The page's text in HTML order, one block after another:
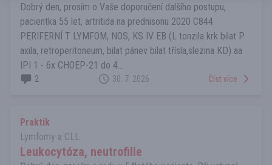
Dobrý den, prosím o Vaše doporučení dalšího postupu,
pacientka 55 let, artritida na prednisonu 2020 C844
PERIFERNÍ T LYMFOM, NOS, KS IV EB (L tonzila krk bilat P
axila, retroperitoneum, bilat pánev bilat třísla,slezina KD) aa
IPI 1 - 6x CHOEP-21 do 4...
2 30. 7. 2026 Číst více
Praktik
Lymfomy a CLL
Leukocytóza, neutrofilie